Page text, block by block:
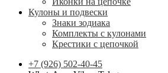
Кулоны и подвески
Знаки зодиака
Комплекты с кулонами
Крестики с цепочкой
+7 (926) 502-40-45